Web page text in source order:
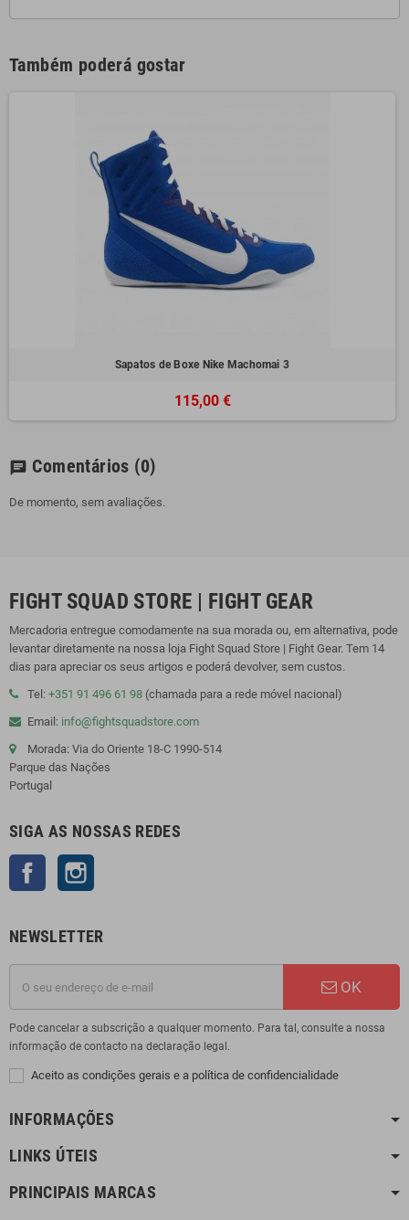
Também poderá gostar
Sapatos de Boxe Nike Machomai 3
115,00 €
chat Comentários (0)
De momento, sem avaliações.
FIGHT SQUAD STORE | FIGHT GEAR
Mercadoria entregue comodamente na sua morada ou, em alternativa, pode
levantar diretamente na nossa loja Fight Squad Store | Fight Gear. Tem 14
dias para apreciar os seus artigos e poderá devolver, sem custos.
Tel: +351 91 496 61 98 (chamada para a rede móvel nacional)
Email: info@fightsquadstore.com
Morada: Via do Oriente 18-C 1990-514
Parque das Nações
Portugal
SIGA AS NOSSAS REDES
Facebook
NEWSLETTER
OK
Pode cancelar a subscrição a qualquer momento. Para tal, consulte a nossa
informação de contacto na declaração legal.
Aceito as condições gerais e a política de confidencialidade
INFORMAÇÕES
LINKS ÚTEIS
PRINCIPAIS MARCAS